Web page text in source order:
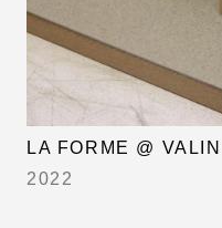
LA FORME @ VALIN
2022